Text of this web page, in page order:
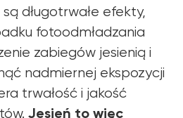
długotrwałe efekty,
fotoodmładzania
zabiegów jesienią i
nadmiernej ekspozycji
trwałość i jakość
Jesień to więc